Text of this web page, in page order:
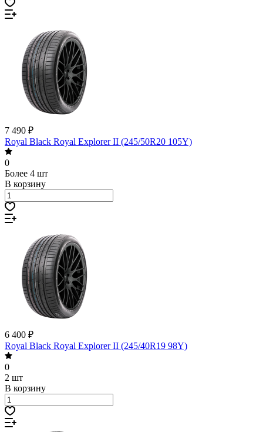
7 490 ₽
Royal Black Royal Explorer II (245/50R20 105Y)
0
Более 4 шт
В корзину
6 400 ₽
Royal Black Royal Explorer II (245/40R19 98Y)
0
2 шт
В корзину